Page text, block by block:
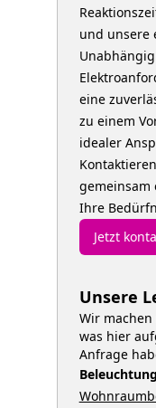
und unsere
eine
zu einem
idealer
gemeinsam
Ihre
Jetzt
Unsere
Wir
was hier
Anfrage
Beleuchtung